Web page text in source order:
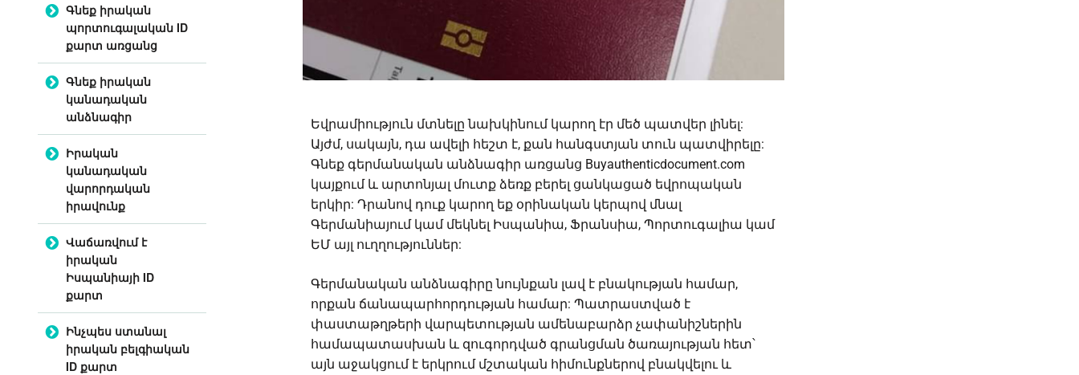
Եվրամիություն մտնելը նախկինում կարող էր մեծ պատվեր լինել:
Այժմ, սակայն, դա ավելի հեշտ է, քան հանգստյան տուն պատվիրելը:
Գնեք գերմանական անձնագիր առցանց Buyauthenticdocument.com
կայքում և արտոնյալ մուտք ձեռք բերել ցանկացած եվրոպական
երկիր: Դրանով դուք կարող եք օրինական կերպով մնալ
Գերմանիայում կամ մեկնել Իսպանիա, Ֆրանսիա, Պորտուգալիա կամ
ԵՄ այլ ուղղություններ:
Գերմանական անձնագիրը նույնքան լավ է բնակության համար,
որքան ճանապարհորդության համար: Պատրաստված է
փաստաթղթերի վարպետության ամենաբարձր չափանիշներին
համապատասխան և զուգորդված գրանցման ծառայության հետ՝
այն աջակցում է երկրում մշտական հիմունքներով բնակվելու և
Գնեք իրական
պորտուգալական ID
քարտ առցանց
Գնեք իրական
կանադական
անձնագիր
Իրական
կանադական
վարորդական
իրավունք
Վաճառվում է
իրական
Իսպանիայի ID
քարտ
Ինչպես ստանալ
իրական բելգիական
ID քարտ